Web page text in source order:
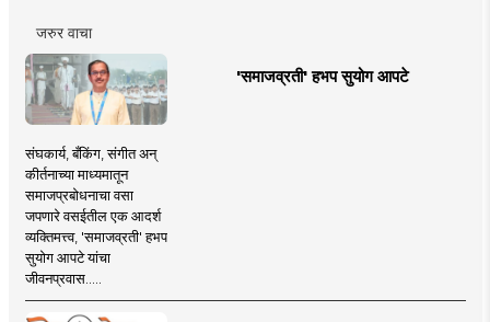
जरुर वाचा
'समाजव्रती' हभप सुयोग आपटे
संघकार्य, बँकिंग, संगीत अन्
कीर्तनाच्या माध्यमातून
समाजप्रबोधनाचा वसा
जपणारे वसईतील एक आदर्श
व्यक्तिमत्त्व, 'समाजव्रती' हभप
सुयोग आपटे यांचा
जीवनप्रवास.....